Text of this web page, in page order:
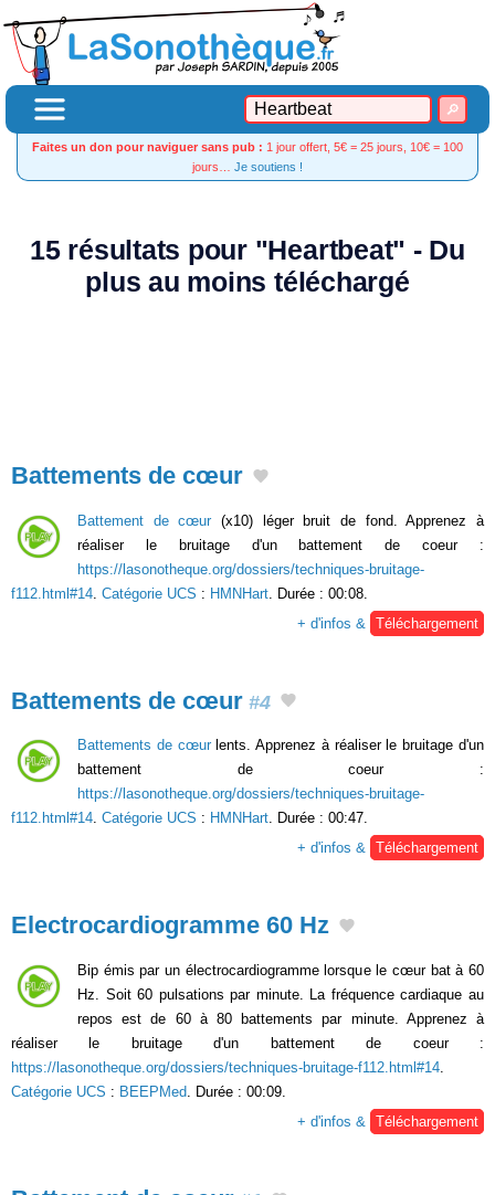
Faites un don pour naviguer sans pub : 1 jour offert, 5€ = 25 jours, 10€ = 100
jours… Je soutiens !
15 résultats pour "Heartbeat" - Du
plus au moins téléchargé
Battements de cœur
Battement de cœur (x10) léger bruit de fond. Apprenez à
réaliser le bruitage d'un battement de coeur :
https://lasonotheque.org/dossiers/techniques-bruitage-
f112.html#14 Catégorie UCS : HMNHart . Durée : 00:08.
+ d'infos &
Téléchargement
Battements de cœur #4
Battements de cœurlents. Apprenez à réaliser le bruitage d'un
battement de coeur :
https://lasonotheque.org/dossiers/techniques-bruitage-
f112.html#14. Catégorie UCS : HMNHart. Durée : 00:47.
+ d'infos & Téléchargement
Electrocardiogramme 60 Hz
Bip émis par un électrocardiogramme lorsque le cœur bat à 60
Hz. Soit 60 pulsations par minute. La fréquence cardiaque au
repos est de 60 à 80 battements par minute. Apprenez à
réaliser le bruitage d'un battement de coeur :
https://lasonotheque.org/dossiers/techniques-bruitage-f112.html#14
Catégorie UCS : BEEPMed . Durée : 00:09.
+ d'infos &
Téléchargement